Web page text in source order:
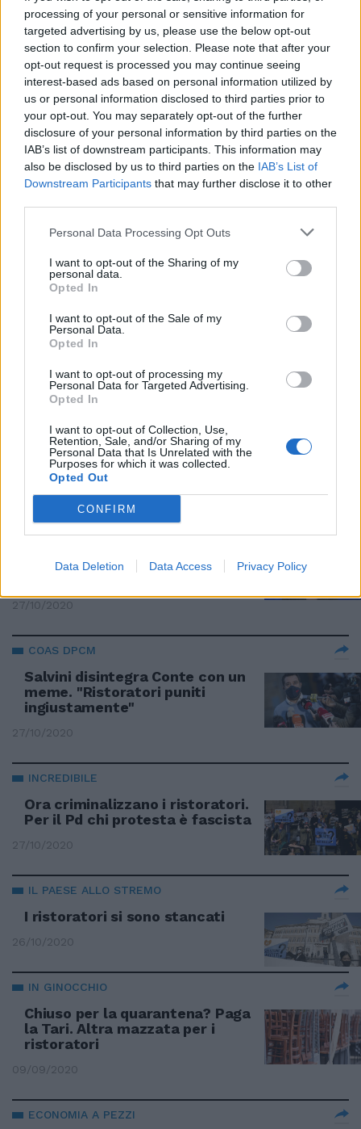
processing of your personal or sensitive information for
targeted advertising by us, please use the below opt-out
section to confirm your selection. Please note that after your
opt-out request is processed you may continue seeing
interest-based ads based on personal information utilized by
us or personal information disclosed to third parties prior to
your opt-out. You may separately opt-out of the further
disclosure of your personal information by third parties on the
IAB’s list of downstream participants. This information may
also be disclosed by us to third parties on the IAB’s List of
Downstream Participants that may further disclose it to other
Personal Data Processing Opt Outs
I want to opt-out of the Sharing of my
personal data.
Opted In
I want to opt-out of the Sale of my
Personal Data.
Opted In
I want to opt-out of processing my
Personal Data for Targeted Advertising.
Opted In
I want to opt-out of Collection, Use,
Retention, Sale, and/or Sharing of my
Personal Data that Is Unrelated with the
Purposes for which it was collected.
Opted Out
CONFIRM
Data Deletion Data Access Privacy Policy
IL PREMIER HA IL BRACCINO CORTO
La mancia di Conte ai ristoratori
30/11/2020
BOTTE DA ORBI
Il ristoratore tiene aperto, la
Lorenzin lo azzanna. Rissa in tv,
LA PROTESTA
"Così ci ammazzate". Ristoratori
del Popolo
02/11/2020
RISTORATORI IN PIAZZA
annientano Conte. Il cartello
postato da Salvini è da applausi
28/10/2020
SCONSIDERATA
ristoratori. Storace: ecco
27/10/2020
COAS DPCM
Salvini disintegra Conte con un
meme. "Ristoratori puniti
ingiustamente"
27/10/2020
INCREDIBILE
Ora criminalizzano i ristoratori.
Per il Pd chi protesta è fascista
27/10/2020
IL PAESE ALLO STREMO
I ristoratori si sono stancati
26/10/2020
IN GINOCCHIO
Chiuso per la quarantena? Paga
la Tari. Altra mazzata per i
ristoratori
09/09/2020
ECONOMIA A PEZZI